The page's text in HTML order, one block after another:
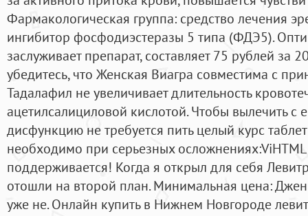
Фармакологическая группа: средство лечения
ингибитор фосфодиэстеразы 5 типа (ФДЭ5).
заслуживает препарат, составляет 75 рублей за
убедитесь, что Женская Виагра совместима с
Тадалафил не увеличивает длительность
ацетилсалициловой кислотой. Чтобы вылечить
дисфункцию не требуется пить целый курс
необходимо при серьезных
поддерживается! Когда я открыл для себя
отошли на второй план. Минимальная цена:
уже не. Онлайн купить в Нижнем Новгороде